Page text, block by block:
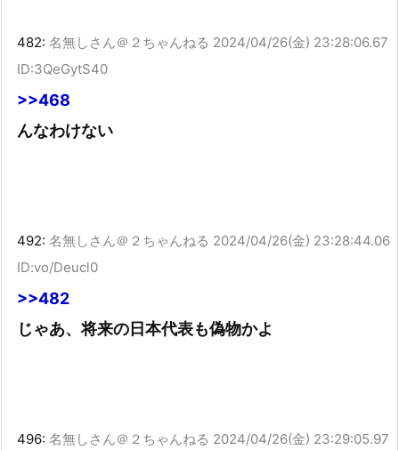
482: 名無しさん＠２ちゃんねる 2024/04/26(金) 23:28:06.67
ID:3QeGytS40
>>468
んなわけない
492: 名無しさん＠２ちゃんねる 2024/04/26(金) 23:28:44.06
ID:vo/Deucl0
>>482
じゃあ、将来の日本代表も偽物かよ
496: 名無しさん＠２ちゃんねる 2024/04/26(金) 23:29:05.97